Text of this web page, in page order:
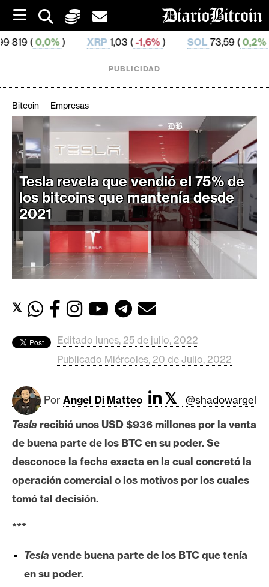
i
p
t
o
) XRP1,03 ( -1,6%) SOL73,59 ( 0,2%) TRX
C
r
i
p
t
o
M
e
c
o
t
o
i
n
E
e
r
e
PUBLICIDAD
Bitcoin Empresas
Tesla revela que vendió el 75% de
los bitcoins que mantenía desde
2021
𝕏
Editado lunes, 25 de julio, 2022
Publicado Miércoles, 20 de Julio, 2022
Por Angel Di Matteo 𝕏
@shadowargel
Tesla recibió unos USD $936 millones por la venta
de buena parte de los BTC en su poder. Se
desconoce la fecha exacta en la cual concretó la
operación comercial o los motivos por los cuales
tomó tal decisión.
***
Tesla vende buena parte de los BTC que tenía
en su poder.